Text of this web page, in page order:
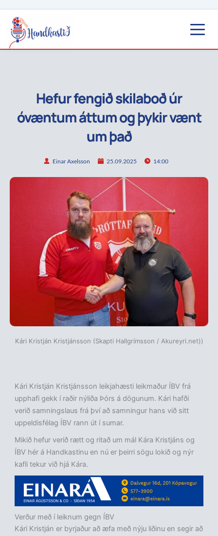
Hefur fengið skilaboð úr
óvæntum áttum og þykir vænt
um það
Einar Axelsson 25.09.2025 14:00
Kári Kristján Kristjánsson (Skapti Hallgrímsson / Akureyri.net))
Kári Kristján Kristjánsson leikjahæsti leikmaður ÍBV frá
upphafi gekk í raðir nýliða Þórs á dögunum. Kári hafði
verið samningslaus frá því að samningur hans við sitt
uppeldisfélag ÍBV rann út í sumar.
Mikið hefur verið rætt og ritað um mál Kára Kristjáns og
ÍBV hér á Handkastinu en nú er þeirri sögu lokið og nýr
kafli tekur við hjá Kára.
Verður með í leiknum gegn ÍBV
Kári Kristján er byrjaður að æfa með nýju liðinu en segir að